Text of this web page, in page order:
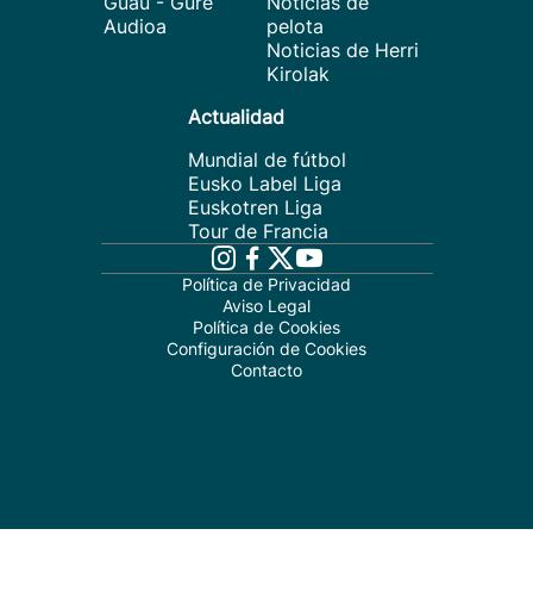
Audioa
pelota
Noticias de Herri
Kirolak
Actualidad
Mundial de fútbol
Eusko Label Liga
Euskotren Liga
Tour de Francia
Política de Privacidad
Aviso Legal
Política de Cookies
Configuración de Cookies
Contacto